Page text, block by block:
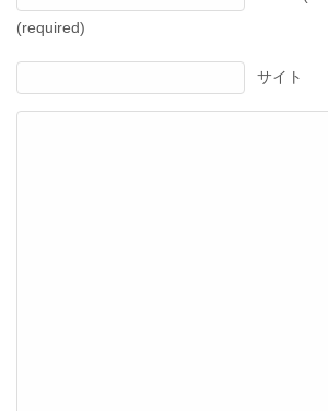
(required)
サイト